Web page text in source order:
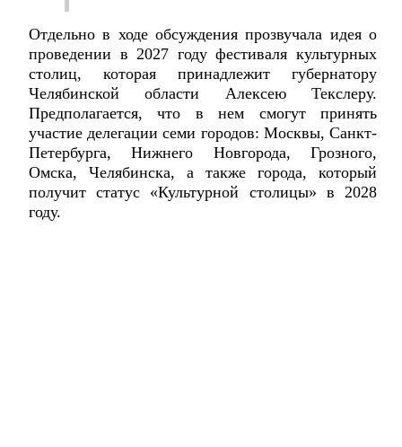
Отдельно в ходе обсуждения прозвучала идея о
проведении в 2027 году фестиваля культурных
столиц, которая принадлежит губернатору
Челябинской области Алексею Текслеру.
Предполагается, что в нем смогут принять
участие делегации семи городов: Москвы, Санкт-
Петербурга, Нижнего Новгорода, Грозного,
Омска, Челябинска, а также города, который
получит статус «Культурной столицы» в 2028
году.